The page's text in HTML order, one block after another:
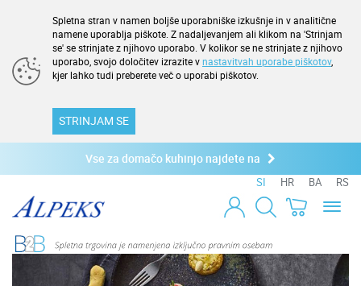
Spletna stran v namen boljše uporabniške izkušnje in v analitične
namene uporablja piškote. Z nadaljevanjem ali klikom na 'Strinjam
se' se strinjate z njihovo uporabo. V kolikor se ne strinjate z njihovo
uporabo, svojo določitev izrazite vnastavitvah uporabe piškotov,
kjer lahko tudi preberete več o uporabi piškotov.
STRINJAM SE
Vse za domačo kuhinjo najdete na
SI HR BA
RS
Toggle